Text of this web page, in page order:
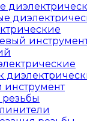
инструмент
резьбы